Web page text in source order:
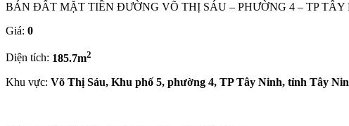
BÁN ĐẤT MẶT TIỀN ĐƯỜNG VÕ THỊ SÁU – PHƯỜNG 4 – TP TÂY
Giá: 0
Diện tích: 185.7m2
Khu vực: Võ Thị Sáu, Khu phố 5, phường 4, TP Tây Ninh, tỉnh Tây